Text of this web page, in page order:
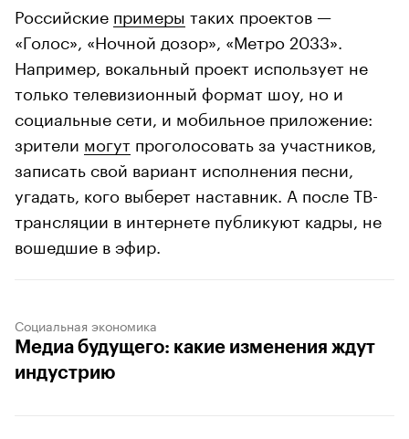
Российские примеры таких проектов —
«Голос», «Ночной дозор», «Метро 2033».
Например, вокальный проект использует не
только телевизионный формат шоу, но и
социальные сети, и мобильное приложение:
зрители могут проголосовать за участников,
записать свой вариант исполнения песни,
угадать, кого выберет наставник. А после ТВ-
трансляции в интернете публикуют кадры, не
вошедшие в эфир.
Социальная экономика
Медиа будущего: какие изменения ждут
индустрию